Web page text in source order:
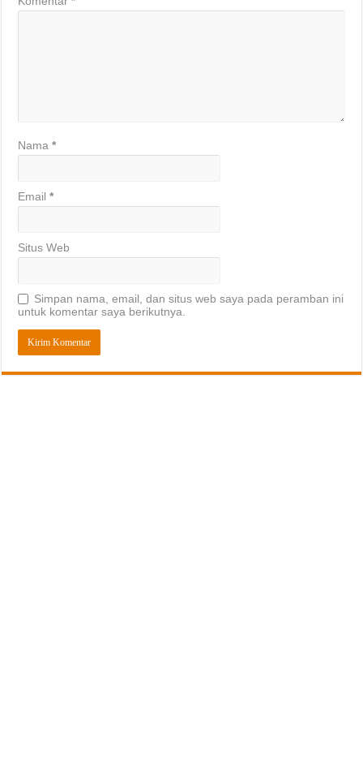
Nama*
Email*
Situs Web
Simpan nama, email, dan situs web saya pada peramban ini
untuk komentar saya berikutnya.